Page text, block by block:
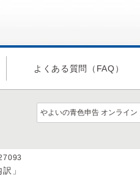
よくある質問（FAQ）
」